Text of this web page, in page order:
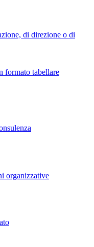
di direzione o di
formato tabellare
organizzative